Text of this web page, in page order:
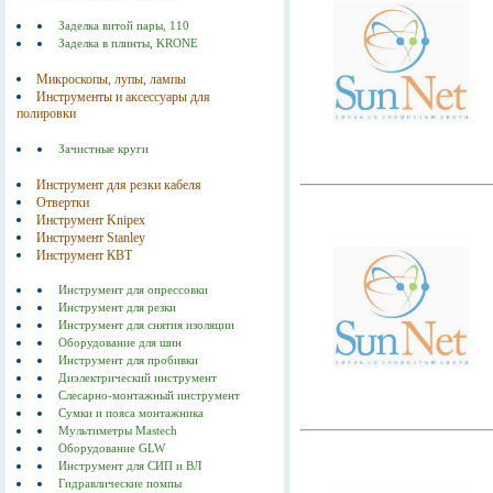
Заделка витой пары, 110
Заделка в плинты, KRONE
Микроскопы, лупы, лампы
Инструменты и аксессуары для
полировки
Зачистные круги
Инструмент для резки кабеля
Отвертки
Инструмент Knipex
Инструмент Stanley
Инструмент КВТ
Инструмент для опрессовки
Инструмент для резки
Инструмент для снятия изоляции
Оборудование для шин
Инструмент для пробивки
Диэлектрический инструмент
Слесарно-монтажный инструмент
Сумки и пояса монтажника
Мультиметры Mastech
Оборудование GLW
Инструмент для СИП и ВЛ
Гидравлические помпы